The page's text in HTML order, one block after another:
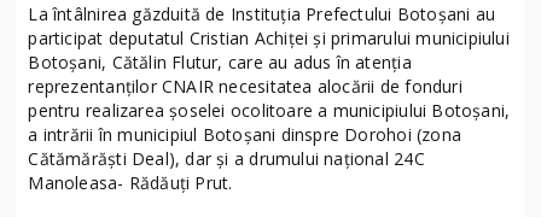
La întâlnirea găzduită de Instituția Prefectului Botoșani au
participat deputatul Cristian Achiței și primarului municipiului
Botoșani, Cătălin Flutur, care au adus în atenția
reprezentanților CNAIR necesitatea alocării de fonduri
pentru realizarea șoselei ocolitoare a municipiului Botoșani,
a intrării în municipiul Botoșani dinspre Dorohoi (zona
Cătămărăști Deal), dar și a drumului național 24C
Manoleasa- Rădăuți Prut.